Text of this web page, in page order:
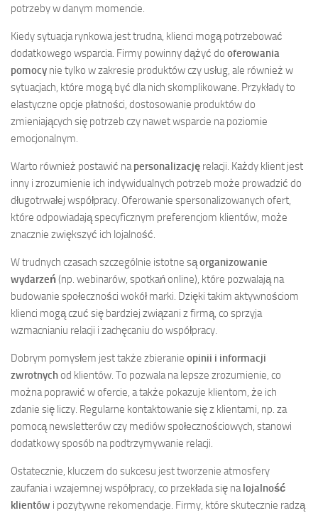
potrzeby w danym momencie.
Kiedy sytuacja rynkowa jest trudna, klienci mogą potrzebować
dodatkowego wsparcia. Firmy powinny dążyć do oferowania
pomocy nie tylko w zakresie produktów czy usług, ale również w
sytuacjach, które mogą być dla nich skomplikowane. Przykłady to
elastyczne opcje płatności, dostosowanie produktów do
zmieniających się potrzeb czy nawet wsparcie na poziomie
emocjonalnym.
Warto również postawić napersonalizację relacji. Każdy klient jest
inny i zrozumienie ich indywidualnych potrzeb może prowadzić do
długotrwałej współpracy. Oferowanie spersonalizowanych ofert,
które odpowiadają specyficznym preferencjom klientów, może
znacznie zwiększyć ich lojalność.
W trudnych czasach szczególnie istotne sąorganizowanie
wydarzeń(np. webinarów, spotkań online), które pozwalają na
budowanie społeczności wokół marki. Dzięki takim aktywnościom
klienci mogą czuć się bardziej związani z firmą, co sprzyja
wzmacnianiu relacji i zachęcaniu do współpracy.
Dobrym pomysłem jest także zbieranie opinii i informacji
zwrotnychod klientów. To pozwala na lepsze zrozumienie, co
można poprawić w ofercie, a także pokazuje klientom, że ich
zdanie się liczy. Regularne kontaktowanie się z klientami, np. za
pomocą newsletterów czy mediów społecznościowych, stanowi
dodatkowy sposób na podtrzymywanie relacji.
Ostatecznie, kluczem do sukcesu jest tworzenie atmosfery
zaufania i wzajemnej współpracy, co przekłada się nalojalność
klientów i pozytywne rekomendacje. Firmy, które skutecznie radzą